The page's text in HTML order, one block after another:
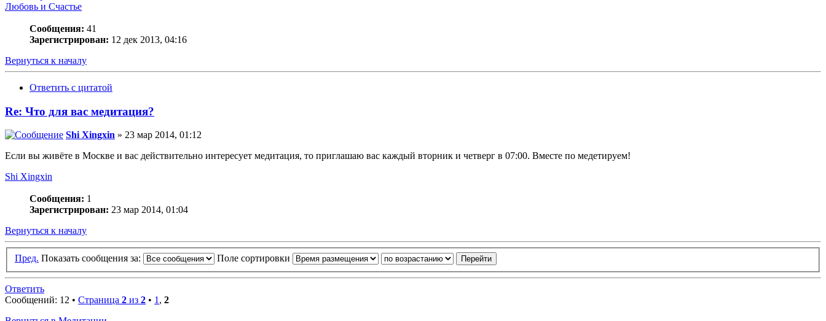
Любовь и Счастье
Сообщения: 41
Зарегистрирован: 12 дек 2013, 04:16
Вернуться к началу
Ответить с цитатой
Re: Что для вас медитация?
Shi Xingxin » 23 мар 2014, 01:12
Если вы живёте в Москве и вас действительно интересует медитация, то приглашаю вас каждый вторник и четверг в 07:00. Вместе по медетируем!
Shi Xingxin
Сообщения: 1
Зарегистрирован: 23 мар 2014, 01:04
Вернуться к началу
Пред. Показать сообщения за: Поле сортировки
Ответить
Сообщений: 12 • Страница 2 из 2 • 1 , 2